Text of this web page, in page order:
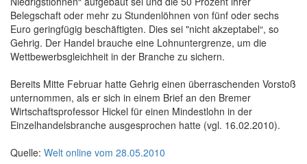
Belegschaft oder mehr zu Stundenlöhnen von fünf oder sechs
Euro geringfügig beschäftigten. Dies sei "nicht akzeptabel“, so
Gehrig. Der Handel brauche eine Lohnuntergrenze, um die
Wettbewerbsgleichheit in der Branche zu sichern.
Bereits Mitte Februar hatte Gehrig einen überraschenden Vorstoß
unternommen, als er sich in einem Brief an den Bremer
Wirtschaftsprofessor Hickel für einen Mindestlohn in der
Einzelhandelsbranche ausgesprochen hatte (vgl. 16.02.2010).
Quelle: Welt online vom 28.05.2010